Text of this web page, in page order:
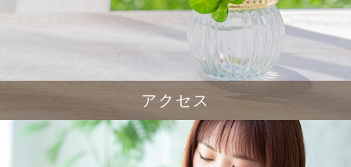
アクセス